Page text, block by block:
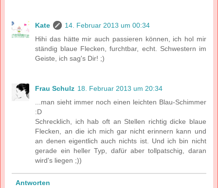
Kate
14. Februar 2013 um 00:34
Hihi das hätte mir auch passieren können, ich hol mir
ständig blaue Flecken, furchtbar, echt. Schwestern im
Geiste, ich sag's Dir! ;)
Frau Schulz 18. Februar 2013 um 20:34
...man sieht immer noch einen leichten Blau-Schimmer
:D
Schrecklich, ich hab oft an Stellen richtig dicke blaue
Flecken, an die ich mich gar nicht erinnern kann und
an denen eigentlich auch nichts ist. Und ich bin nicht
gerade ein heller Typ, dafür aber tollpatschig, daran
wird's liegen ;))
Antworten